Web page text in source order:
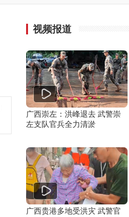
视频报道
广西崇左：洪峰退去 武警崇
左支队官兵全力清淤
广西贵港多地受洪灾 武警官